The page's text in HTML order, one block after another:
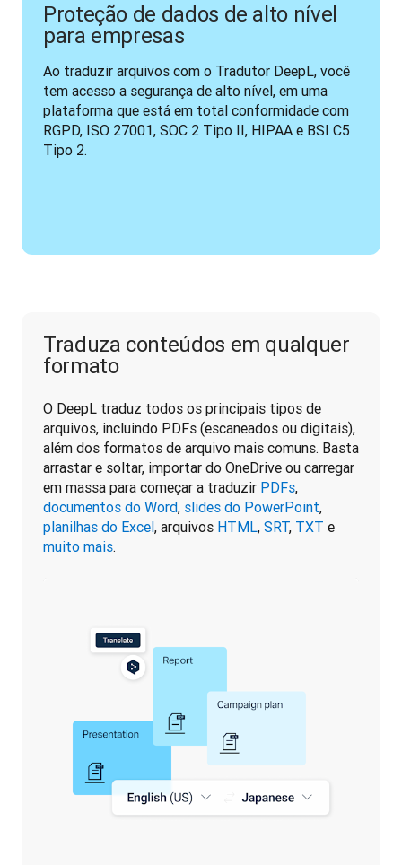
Proteção de dados de alto nível
para empresas
Ao traduzir arquivos com o Tradutor DeepL, você
tem acesso a segurança de alto nível, em uma
plataforma que está em total conformidade com
RGPD, ISO 27001, SOC 2 Tipo II, HIPAA e BSI C5
Tipo 2.
Traduza conteúdos em qualquer
formato
O DeepL traduz todos os principais tipos de
arquivos, incluindo PDFs (escaneados ou digitais),
além dos formatos de arquivo mais comuns. Basta
arrastar e soltar, importar do OneDrive ou carregar
em massa para começar a traduzir PDFs
documentos do Word, slides do PowerPoint
planilhas do Excel, arquivos HTML, SRT, TXT
muito mais.